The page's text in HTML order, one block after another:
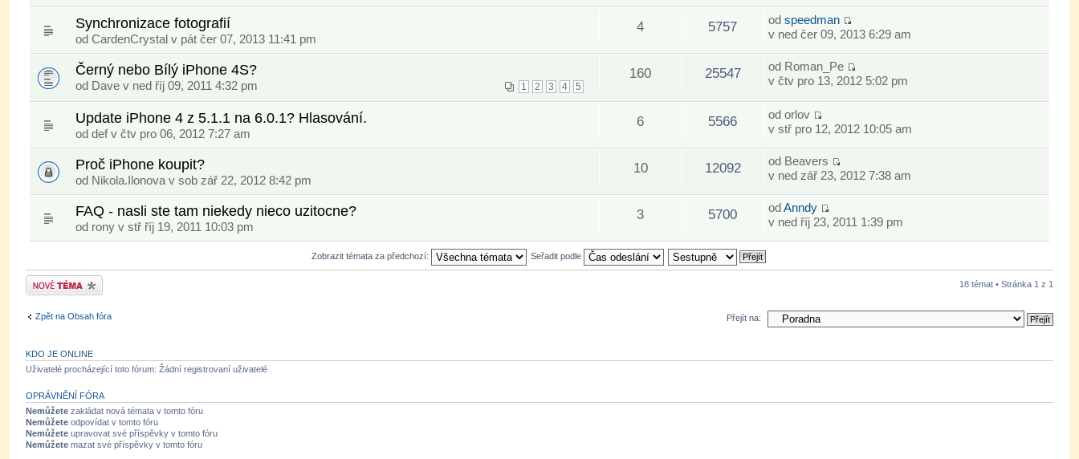
Synchronizace fotografií
od CardenCrystal v pát čer 07, 2013 11:41 pm
4 5757 odspeedman
v ned čer 09, 2013 6:29 am
Černý nebo Bílý iPhone 4S?
1 2 3 4 5
od Dave v ned říj 09, 2011 4:32 pm
160 25547 od Roman_Pe
v čtv pro 13, 2012 5:02 pm
Update iPhone 4 z 5.1.1 na 6.0.1? Hlasování.
od defv čtv pro 06, 2012 7:27 am
6 5566 odorlov
v stř pro 12, 2012 10:05 am
Proč iPhone koupit?
od Nikola.Ilonova v sob zář 22, 2012 8:42 pm
10 12092 od Beavers
v ned zář 23, 2012 7:38 am
FAQ - nasli ste tam niekedy nieco uzitocne?
od rony v stř říj 19, 2011 10:03 pm
3 5700 odAnndy
v ned říj 23, 2011 1:39 pm
Zobrazit témata za předchozí: Seřadit podle
Odeslat nové téma 18 témat • Stránka 1 z 1
Zpět na Obsah fóra Přejít na:
KDO JE ONLINE
Uživatelé procházející toto fórum: Žádní registrovaní uživatelé
OPRÁVNĚNÍ FÓRA
Nemůžete zakládat nová témata v tomto fóru
Nemůžete odpovídat v tomto fóru
Nemůžete upravovat své příspěvky v tomto fóru
Nemůžete mazat své příspěvky v tomto fóru